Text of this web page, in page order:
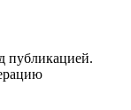
публикацией.